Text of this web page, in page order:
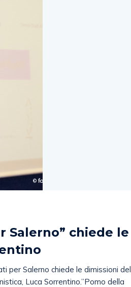
Salerno” chiede le
per Salerno chiede le dimissioni del
Luca Sorrentino.”Pomo della